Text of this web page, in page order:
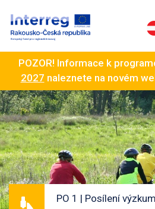
POZOR! Informace k
2027 naleznete na novém
PO 1 | Posílení